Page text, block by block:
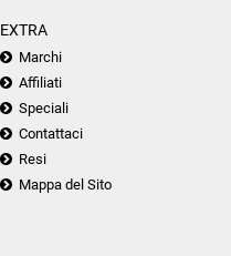
EXTRA
Marchi
Affiliati
Speciali
Contattaci
Resi
Mappa del Sito